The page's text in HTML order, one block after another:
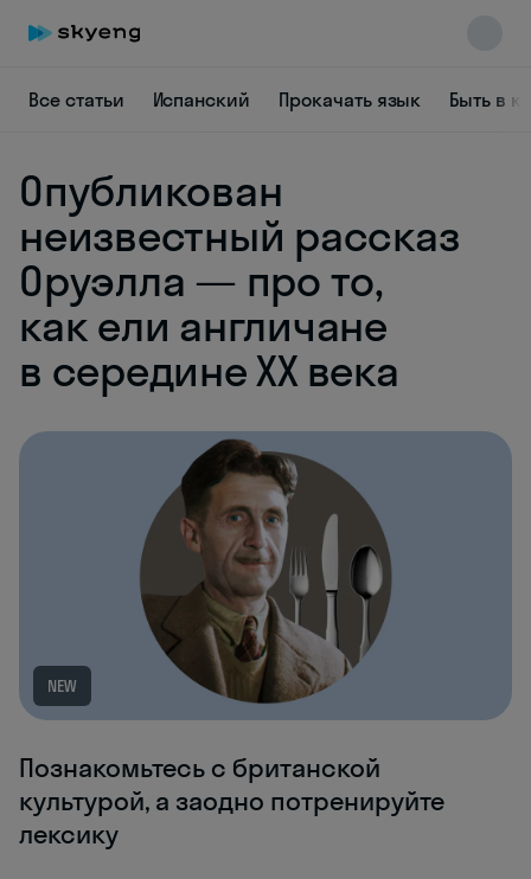
Все статьи Испанский Прокачать язык Быть в
Опубликован
неизвестный рассказ
Оруэлла — про то,
как ели англичане
в середине XX века
NEW
Познакомьтесь с британской
культурой, а заодно потренируйте
лексику
Skyeng Chat